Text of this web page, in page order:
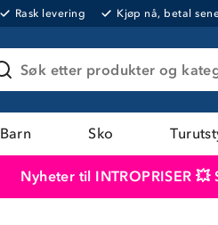
Rask levering Kjøp nå, betal
Søk etter produkter og
Barn Sko
Nyheter til INTROPRISER